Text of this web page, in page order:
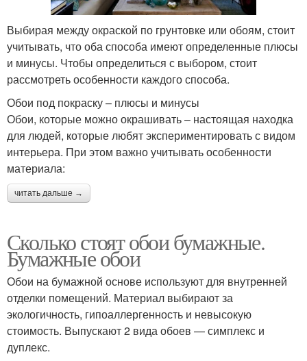
Выбирая между окраской по грунтовке или обоям, стоит
учитывать, что оба способа имеют определенные плюсы
и минусы. Чтобы определиться с выбором, стоит
рассмотреть особенности каждого способа.
Обои под покраску – плюсы и минусы
Обои, которые можно окрашивать – настоящая находка
для людей, которые любят экспериментировать с видом
интерьера. При этом важно учитывать особенности
материала:
читать дальше →
Сколько стоят обои бумажные.
Бумажные обои
Обои на бумажной основе используют для внутренней
отделки помещений. Материал выбирают за
экологичность, гипоаллергенность и невысокую
стоимость. Выпускают 2 вида обоев — симплекс и
дуплекс.